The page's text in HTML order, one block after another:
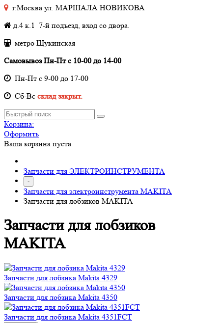
г.Москва ул. МАРШАЛА НОВИКОВА
д.4 к.1 7-й подъезд, вход со двора.
метро Щукинская
Самовывоз Пн-Пт с 10-00 до 14-00
Пн-Пт с 9-00 до 17-00
Cб-Вс склад закрыт.
Корзина:
Оформить
Ваша корзина пуста
Запчасти для ЭЛЕКТРОИНСТРУМЕНТА
-
Запчасти для электроинструмента MAKITA
Запчасти для лобзиков MAKITA
Запчасти для лобзиков
MAKITA
Запчасти для лобзика Makita 4329
Запчасти для лобзика Makita 4350
Запчасти для лобзика Makita 4351FCT